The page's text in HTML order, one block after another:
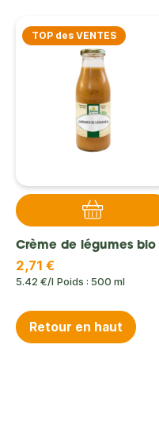
TOP des VENTES
Crème de légumes bio
2,71 €
5.42 €/l Poids : 500 ml
Retour en haut